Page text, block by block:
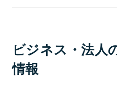
ビジネス・法人
情報